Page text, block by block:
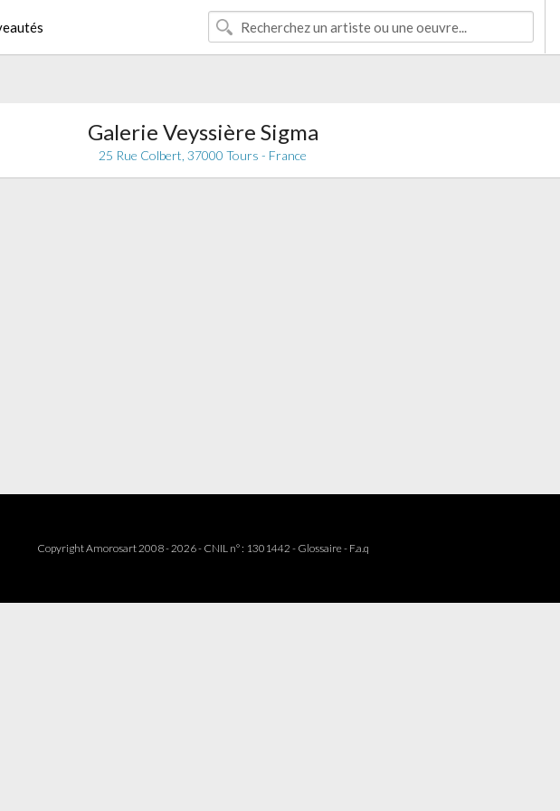
Galerie Veyssière Sigma
25 Rue Colbert, 37000 Tours - France
Copyright Amorosart 2008 - 2026 - CNIL n° : 1301442 - Glossaire- F.a.q